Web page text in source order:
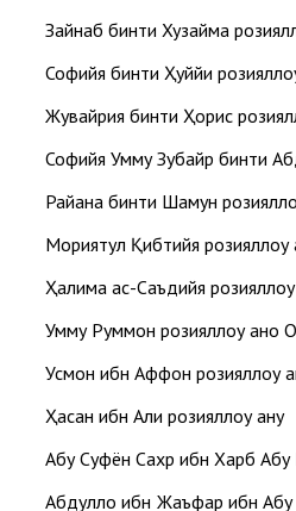
Зайнаб бинти Хузайма
Софийя бинти Ҳуййи
Жувайрия бинти Ҳорис
Софийя Умму Зубайр бинти
Райҳана бинти Шамун
Мориятул Қибтийя розияллоҳу
Ҳалима ас-Саъдийя розияллоҳу
Умму Руммон розияллоҳу анҳо
Усмон ибн Аффон розияллоҳу
Ҳасан ибн Али розияллоҳу анҳу
Абу Суфён Сахр ибн Харб Абу
Абдуллоҳ ибн Жаъфар ибн Абу